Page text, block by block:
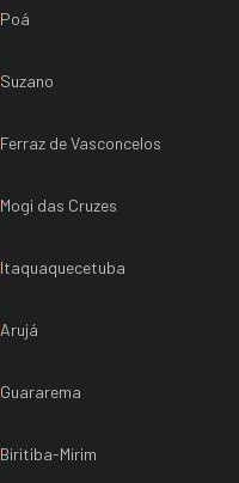
Poá
Suzano
Ferraz de Vasconcelos
Mogi das Cruzes
Itaquaquecetuba
Arujá
Guararema
Biritiba-Mirim